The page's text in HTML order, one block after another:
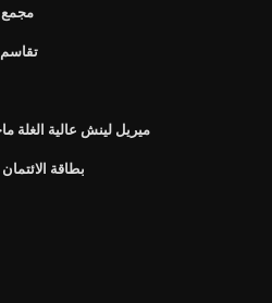
مجمع
تقاسم
ميريل لينش عالية الغلة
بطاقة